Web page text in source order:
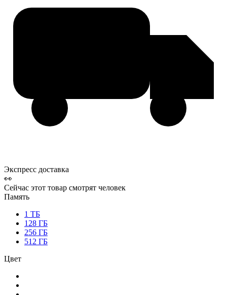
Экспресс доставка
👀
Сейчас этот товар смотрят человек
Память
1 ТБ
128 ГБ
256 ГБ
512 ГБ
Цвет